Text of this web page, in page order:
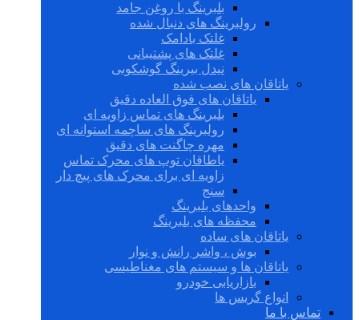
بلبرینگ با روغن جامد
رولبرینگ های دنبال شده
غلتک بادامک
غلتک های پشتیبانی
نیدل بیرینگ گوشکوبی
یاتاقان های نصب شده
یاتاقان های فوق العاده دقیق
بلبرینگ های تماس زاویه ای
رولبرینگ های ساچمه استوانه ای
مهره چاگنت های دقیق
یاطاقان توپ های محرک تماس
زاویه ای برای محرک های پیچ دار
سنج
واحدهای بلبرینگ
محفظه های بلبرینگ
یاتاقان های ساده
بوش ، واشر رانش و نوار
یاتاقان ها و سیستم های مغناطیسی
بازاریابی خودرو
انواع گریس ها
تماس با ما